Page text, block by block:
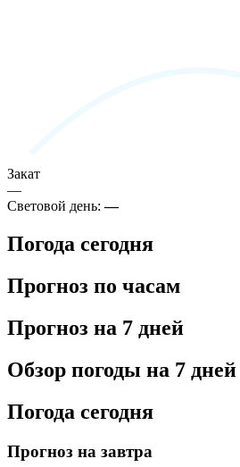
Закат
—
Световой день:—
Погода сегодня
Прогноз по часам
Прогноз на 7 дней
Обзор погоды на 7 дней
Погода сегодня
Прогноз на завтра